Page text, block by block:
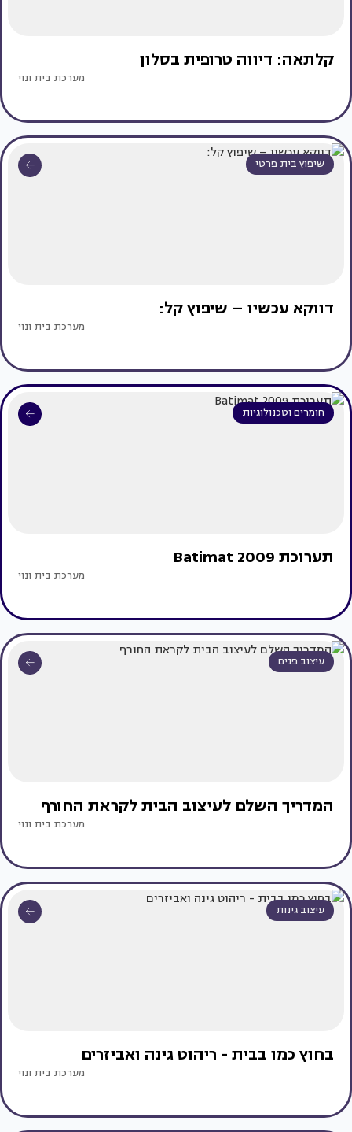
קלתאה: דיווה טרופית בסלון
מערכת בית ונוי
שיפוץ בית פרטי
דווקא עכשיו – שיפוץ קל:
מערכת בית ונוי
חומרים וטכנולוגיות
תערוכת Batimat 2009
מערכת בית ונוי
עיצוב פנים
המדריך השלם לעיצוב הבית לקראת החורף
מערכת בית ונוי
עיצוב גינות
בחוץ כמו בבית - ריהוט גינה ואביזרים
מערכת בית ונוי